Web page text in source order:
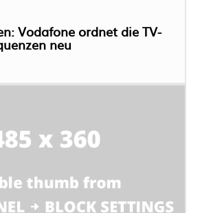
Vodafone ordnet die TV-
neu